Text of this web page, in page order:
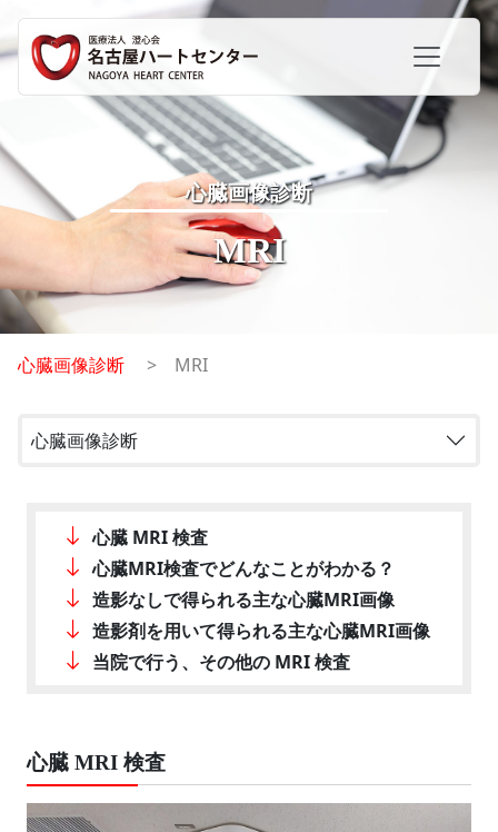
心臓画像診断
MRI
心臓画像診断 MRI
心臓画像診断
心臓 MRI 検査
心臓MRI検査でどんなことがわかる？
造影なしで得られる主な心臓MRI画像
造影剤を用いて得られる主な心臓MRI画像
当院で行う、その他の MRI 検査
心臓 MRI 検査